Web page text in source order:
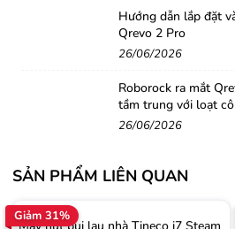
nhanh) hoặc 15-30 phút (chế độ
mùi hôi và kéo dài tuổi thọ con lăn.
Thiết Kế Chống Rối 100%Con
gạt có răng cưa(Tangle-Free
và lông thú cưng bám vào, đảm
hoạt động trơn tru.
kế để phân tách chất thải rắn và
Hướng dẫn lắp đặt
Qrevo 2 Pro
26/06/2026
Roborock ra mắt
tầm trung với loạt
cao cấp
26/06/2026
SẢN PHẨM LIÊN QUAN
Giảm 31%